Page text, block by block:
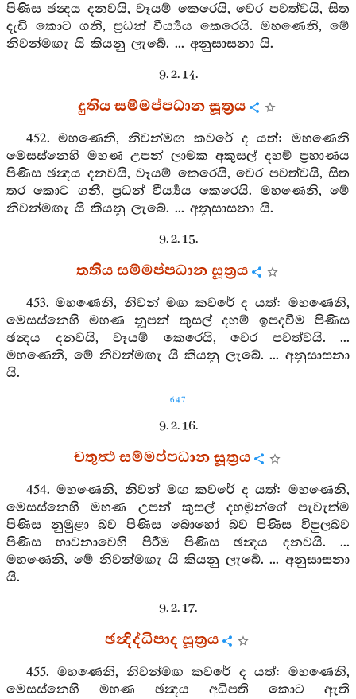
පිණිස ඡන්‍දය දනවයි, වෑයම් කෙරෙයි, වෙර පවත්වයි, සිත
දැඩි කොට ගනී, ප්‍රධන් වීර්‍ය්‍යය කෙරෙයි. මහණෙනි, මේ
නිවන්මඟැ යි කියනු ලැබේ. ... අනුසාසනා යි.
9. 2. 14.
දුතිය සම්මප්පධාන සූත්‍රය
452. මහණෙනි, නිවන්මඟ කවරේ ද යත්: මහණෙනි
මෙසස්නෙහි මහණ උපන් ලාමක අකුසල් දහම් ප්‍රහාණය
පිණිස ඡන්‍දය දනවයි, වෑයම් කෙරෙයි, වෙර පවත්වයි, සිත
තර කොට ගනී, ප්‍රධන් වීර්‍ය්‍යය කෙරෙයි. මහණෙනි, මේ
නිවන්මඟැ යි කියනු ලැබේ. ... අනුසාසනා යි.
9. 2. 15.
තතිය සම්මප්පධාන සූත්‍රය
453. මහණෙනි, නිවන් මඟ කවරේ ද යත්: මහණෙනි,
මෙසස්නෙහි මහණ නූපන් කුසල් දහම් ඉපදවීම පිණිස
ඡන්‍දය දනවයි, වෑයම් කෙරෙයි, වෙර පවත්වයි. ...
මහණෙනි, මේ නිවන්මඟැ යි කියනු ලැබේ. ... අනුසාසනා
යි.
647
9. 2. 16.
චතුත්‍ථ සම්මප්පධාන සූත්‍රය
454. මහණෙනි, නිවන් මඟ කවරේ ද යත්: මහණෙනි,
මෙසස්නෙහි මහණ උපන් කුසල් දහමුන්ගේ පැවැත්ම
පිණිස නුමුළා බව පිණිස බොහෝ බව පිණිස විපුලබව
පිණිස භාවනාවෙහි පිරීම පිණිස ඡන්‍දය දනවයි. ...
මහණෙනි, මේ නිවන්මඟැ යි කියනු ලැබේ. ... අනුසාසනා
යි.
9. 2. 17.
ඡන්‍දිද්ධිපාද සූත්‍රය
455. මහණෙනි, නිවන්මඟ කවරේ ද යත්: මහණෙනි,
මෙසස්නෙහි මහණ ඡන්‍දය අධිපති කොට ඇති